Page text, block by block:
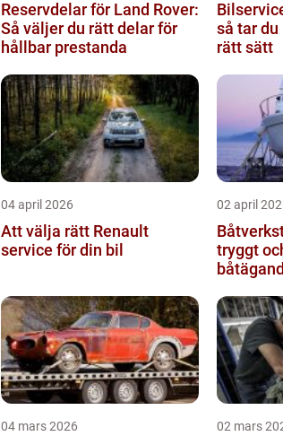
Reservdelar för Land Rover:
Så väljer du rätt delar för
hållbar prestanda
så tar du
rätt sätt
04 april 2026
Att välja rätt Renault
service för din bil
02 april
Båtverkstad
tryggt
04 mars 2026 02 mars